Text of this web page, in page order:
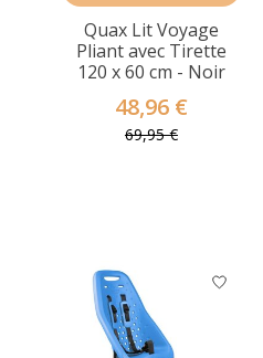
Quax Lit Voyage
Pliant avec Tirette
120 x 60 cm - Noir
48,96 €
69,95 €